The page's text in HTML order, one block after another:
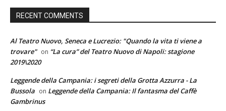
RECENT COMMENTS
Al Teatro Nuovo, Seneca e Lucrezio: "Quando la vita ti viene a
trovare" on “La cura” del Teatro Nuovo di Napoli: stagione
2019\2020
Leggende della Campania: i segreti della Grotta Azzurra - La
Bussola on Leggende della Campania: Il fantasma del Caffè
Gambrinus